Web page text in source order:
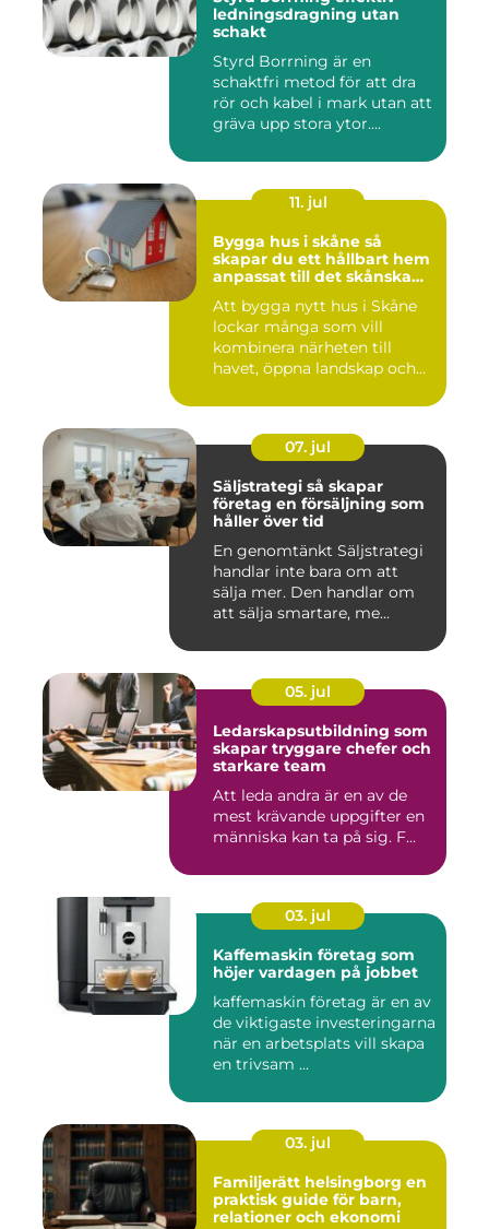
ledningsdragning utan
schakt
Styrd Borrning är en
schaktfri metod för att dra
rör och kabel i mark utan att
gräva upp stora ytor....
11. jul
Bygga hus i skåne så
skapar du ett hållbart hem
anpassat till det skånska
Att bygga nytt hus i Skåne
lockar många som vill
kombinera närheten till
havet, öppna landskap och
07. jul
Säljstrategi så skapar
företag en försäljning som
håller över tid
En genomtänkt Säljstrategi
handlar inte bara om att
sälja mer. Den handlar om
att sälja smartare, me...
05. jul
Ledarskapsutbildning som
skapar tryggare chefer och
starkare team
Att leda andra är en av de
mest krävande uppgifter en
människa kan ta på sig. F...
03. jul
Kaffemaskin företag som
höjer vardagen på jobbet
kaffemaskin företag är en av
de viktigaste investeringarna
när en arbetsplats vill skapa
en trivsam ...
03. jul
Familjerätt helsingborg en
praktisk guide för barn,
relationer och ekonomi